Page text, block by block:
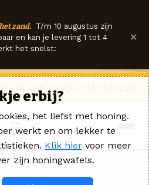
zand. T/m 10 augustus zijn
en kan je levering 1 tot 4
het snelst:
×
erbij?
het liefst met honing.
werkt en om lekker te
Klik hier voor meer
zijn honingwafels.